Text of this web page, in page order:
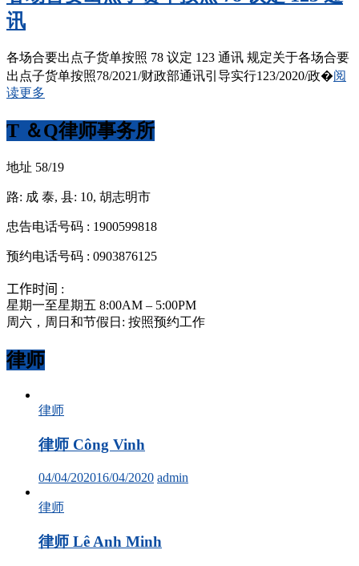
讯
各场合要出点子货单按照 78 议定 123 通讯 规定关于各场合要
出点子货单按照78/2021/财政部通讯引导实行123/2020/政�阅
读更多
T ＆Q律师事务所
地址 58/19
路: 成 泰, 县: 10, 胡志明市
忠告电话号码 : 1900599818
预约电话号码 : 0903876125
工作时间 :
星期一至星期五 8:00AM – 5:00PM
周六，周日和节假日: 按照预约工作
律师
律师
律师 Công Vinh
04/04/202016/04/2020 admin
律师
律师 Lê Anh Minh